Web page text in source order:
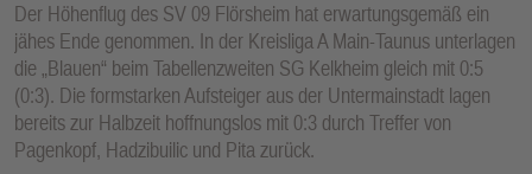
Der Höhenflug des SV 09 Flörsheim hat erwartungsgemäß ein
jähes Ende genommen. In der Kreisliga A Main-Taunus unterlagen
die „Blauen“ beim Tabellenzweiten SG Kelkheim gleich mit 0:5
(0:3). Die formstarken Aufsteiger aus der Untermainstadt lagen
bereits zur Halbzeit hoffnungslos mit 0:3 durch Treffer von
Pagenkopf, Hadzibuilic und Pita zurück.